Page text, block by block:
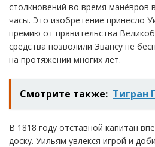
столкновений во время манёвров
часы. Это изобретение принесло
премию от правительства
средства позволили Эвансу не
на протяжении многих лет.
Смотрите также: Тигран
В 1818 году отставной капитан
доску. Уильям увлекся игрой и